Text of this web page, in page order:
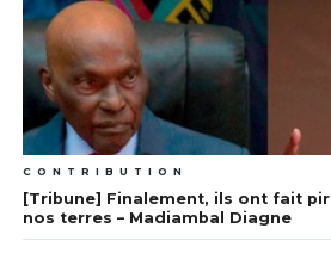
CONTRIBUTION
[Tribune] Finalement, ils ont fait
nos terres – Madiambal Diagne